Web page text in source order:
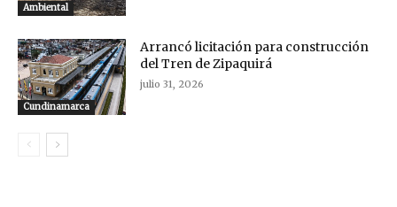
Ambiental
Cundinamarca
Arrancó licitación para construcción
del Tren de Zipaquirá
julio 31, 2026